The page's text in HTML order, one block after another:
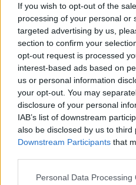
If you wish to opt-out of the
processing of your personal or
targeted advertising by us,
section to confirm your
opt-out request is processed
interest-based ads based on
us or personal information
your opt-out. You may
disclosure of your personal
IAB’s list of downstream
also be disclosed by us to third
Downstream Participants that
Personal Data Processing
februárban változhatnak,
Bajnai Gordon
Az biztos, hogy a tarifák
miniszter által vezetett
a késlekedés a
Népszabadság szombati
átlagosan 8.6%-kal emelné
fejelné meg a nyári
A kompenzálásra azért lenne...
KEDVES OLVASÓNK!